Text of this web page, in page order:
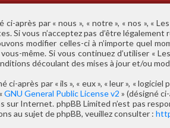
après par « nous », « notre », « nos », «
Si vous n’acceptez pas d’être
modifier celles-ci à n’importe quel
même. Si vous continuez d’utiliser «
découlant des mises à jour et/ou
après par « ils », « eux », « leur », «
GNU General Public License v2 » (désigné
Internet. phpBB Limited n’est pas
au sujet de phpBB, veuillez consulter :